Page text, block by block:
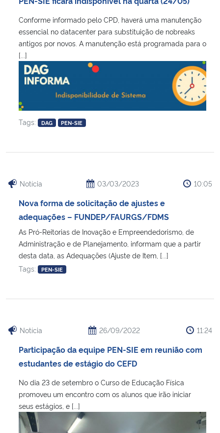
Ministério da Saúde
Ministério de Minas e Energia
Ministério da Ciência, Tecnologia, Inovações e Comunicações
Ministério do Meio Ambiente
Controladoria-Geral da União
Ministério da Mulher, da Família e dos Direitos Humanos
Secretaria-Geral
Secretaria de Governo
Banco Central do Brasil
Conforme informado pelo CPD, haverá uma manutenção
essencial no datacenter para substituição de nobreaks
antigos por novos. A manutenção está programada para o
[...]
Tags: DAG PEN-SIE
Notícia 03/03/2023 10:05
Nova forma de solicitação de ajustes e
adequações – FUNDEP/FAURGS/FDMS
As Pró-Reitorias de Inovação e Empreendedorismo, de
Administração e de Planejamento, informam que a partir
desta data, as Adequações (Ajuste de Item, [...]
Tags:
PEN-SIE
Notícia 26/09/2022 11:24
Participação da equipe PEN-SIE em reunião com
estudantes de estágio do CEFD
No dia 23 de setembro o Curso de Educação Física
promoveu um encontro com os alunos que irão iniciar
seus estágios, e [...]